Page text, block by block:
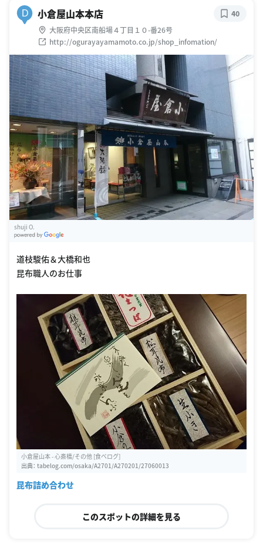
D 小倉屋山本本店
大阪府中央区南船場４丁目１０-番26号
http://ogurayayamamoto.co.jp/shop_infomation/
40
shuji O.
道枝駿佑＆大橋和也
昆布職人のお仕事
小倉屋山本 - 心斎橋/その他 [食べログ]
出典： tabelog.com/osaka/A2701/A270201/27060013
昆布詰め合わせ
このスポットの詳細を見る